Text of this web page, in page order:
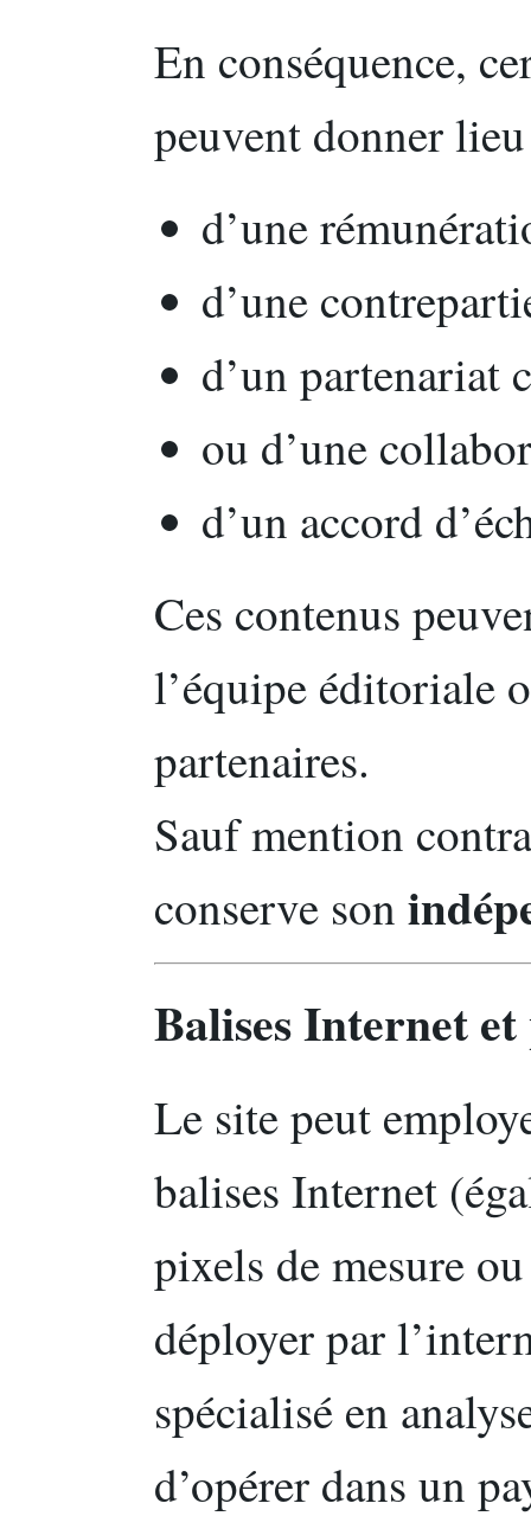
En conséquence,
peuvent donner
d’une
d’une
d’un partenariat
ou d’une
d’un accord
Ces contenus
l’équipe éditoriale
partenaires.
Sauf mention
conserve son
Balises Internet
Le site peut
balises Internet
pixels de mesure
déployer par
spécialisé en
d’opérer dans un